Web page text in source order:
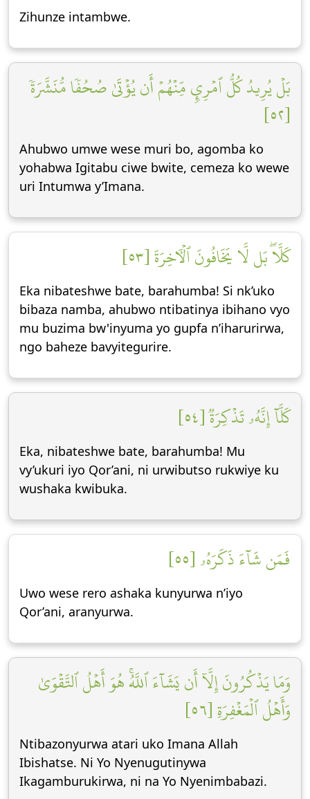
Zihunze intambwe.
بَلۡ يُرِيدُ كُلُّ ٱمۡرِيٕٖ مِّنۡهُمۡ أَن يُؤۡتَىٰ صُحُفٗا مُّنَشَّرَةٗ
[٥٢]
Ahubwo umwe wese muri bo, agomba ko
yohabwa Igitabu ciwe bwite, cemeza ko wewe
uri Intumwa y’Imana.
كَلَّاۖ بَل لَّا يَخَافُونَ ٱلۡأٓخِرَةَ [٥٣]
Eka nibateshwe bate, barahumba! Si nk’uko
bibaza namba, ahubwo ntibatinya ibihano vyo
mu buzima bw'inyuma yo gupfa n’iharurirwa,
ngo baheze bavyitegurire.
كَلَّآ إِنَّهُۥ تَذۡكِرَةٞ [٥٤]
Eka, nibateshwe bate, barahumba! Mu
vy’ukuri iyo Qor’ani, ni urwibutso rukwiye ku
wushaka kwibuka.
فَمَن شَآءَ ذَكَرَهُۥ [٥٥]
Uwo wese rero ashaka kunyurwa n’iyo
Qor’ani, aranyurwa.
وَمَا يَذۡكُرُونَ إِلَّآ أَن يَشَآءَ ٱللَّهُۚ هُوَ أَهۡلُ ٱلتَّقۡوَىٰ
وَأَهۡلُ ٱلۡمَغۡفِرَةِ [٥٦]
Ntibazonyurwa atari uko Imana Allah
Ibishatse. Ni Yo Nyenugutinywa
Ikagamburukirwa, ni na Yo Nyenimbabazi.